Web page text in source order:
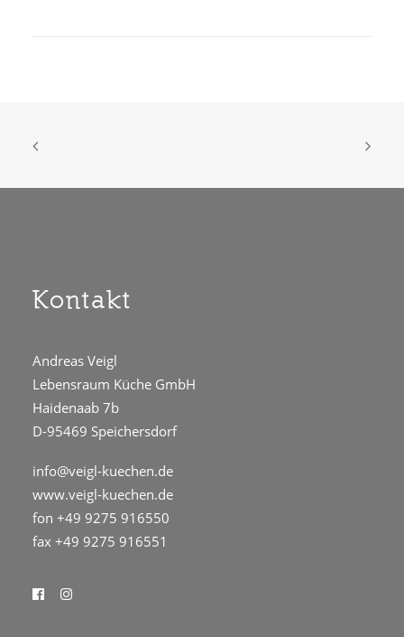
Kontakt
Andreas Veigl
Lebensraum Küche GmbH
Haidenaab 7b
D-95469 Speichersdorf
info@veigl-kuechen.de
www.veigl-kuechen.de
fon +49 9275 916550
fax +49 9275 916551